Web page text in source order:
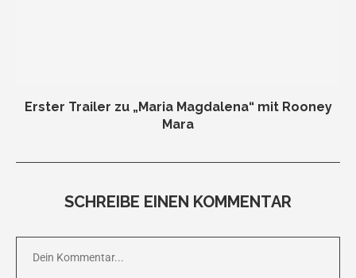
Erster Trailer zu „Maria Magdalena“ mit Rooney
Mara
SCHREIBE EINEN KOMMENTAR